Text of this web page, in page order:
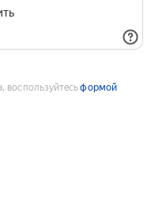
воспользуйтесьформой